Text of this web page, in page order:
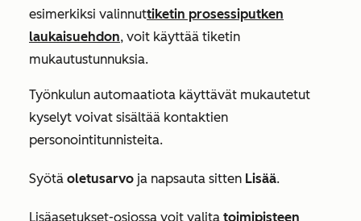
esimerkiksi valinnuttiketin prosessiputken
laukaisuehdon, voit käyttää tiketin
mukautustunnuksia.
Työnkulun automaatiota käyttävät mukautetut
kyselyt voivat sisältää kontaktien
personointitunnisteita.
Syötä oletusarvo ja napsauta sitten Lisää.
Lisäasetukset-osiossa voit valita toimipisteen